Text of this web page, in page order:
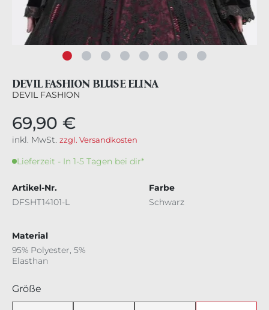
DEVIL FASHION BLUSE ELINA
DEVIL FASHION
69,90 €
inkl. MwSt. zzgl. Versandkosten
Lieferzeit - In 1-5 Tagen bei dir*
Artikel-Nr.
DFSHT14101-L
Farbe
Schwarz
Material
95% Polyester, 5%
Elasthan
Größe